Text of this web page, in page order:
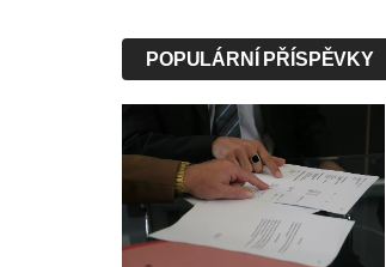
POPULÁRNÍ PŘÍSPĚVKY